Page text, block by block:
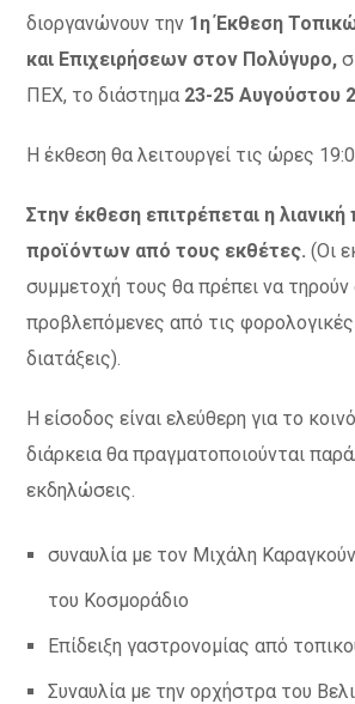
διοργανώνουν την 1η Έκθεση
και Επιχειρήσεων στον Πολύγυρο,
ΠΕΧ, το διάστημα 23-25 Αυγούστου
Η έκθεση θα λειτουργεί τις ώρες
Στην έκθεση επιτρέπεται η
προϊόντων από τους εκθέτες. (Οι
συμμετοχή τους θα πρέπει να τηρούν
προβλεπόμενες από τις
διατάξεις).
Η είσοδος είναι ελεύθερη για το
διάρκεια θα πραγματοποιούνται
εκδηλώσεις.
συναυλία με τον Μιχάλη
του Κοσμοράδιο
Επίδειξη γαστρονομίας από
Συναυλία με την ορχήστρα του